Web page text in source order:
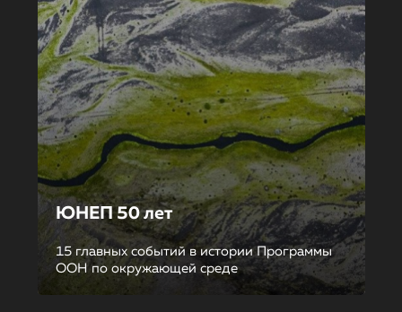
ЮНЕП 50 лет
15 главных событий в истории Программы
ООН по окружающей среде